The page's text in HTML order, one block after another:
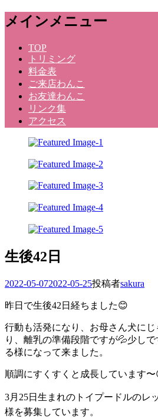
メ
ニ
メインメニュー
TOP
トリミング
料金表
ご来店わんこ
お友達わんこ
リンク集
アクセス
Dog Salon
生後42日
投
日
2022-05-072022-05-25投稿者sakura
昨日で生後42日経ちました😊
行動も活発になり、お母さん犬に
り、離乳の準備段階ですが💦少し
る様になって来ました。
順調にすくすくと成長しています〜
3月25日生まれのトイプードルのレ
様を募集しています。